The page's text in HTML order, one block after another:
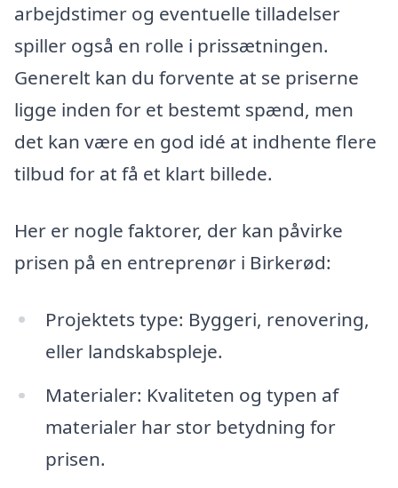
arbejdstimer og eventuelle tilladelser
spiller også en rolle i prissætningen.
Generelt kan du forvente at se priserne
ligge inden for et bestemt spænd, men
det kan være en god idé at indhente flere
tilbud for at få et klart billede.
Her er nogle faktorer, der kan påvirke
prisen på en entreprenør i Birkerød:
Projektets type: Byggeri, renovering,
eller landskabspleje.
Materialer: Kvaliteten og typen af
materialer har stor betydning for
prisen.